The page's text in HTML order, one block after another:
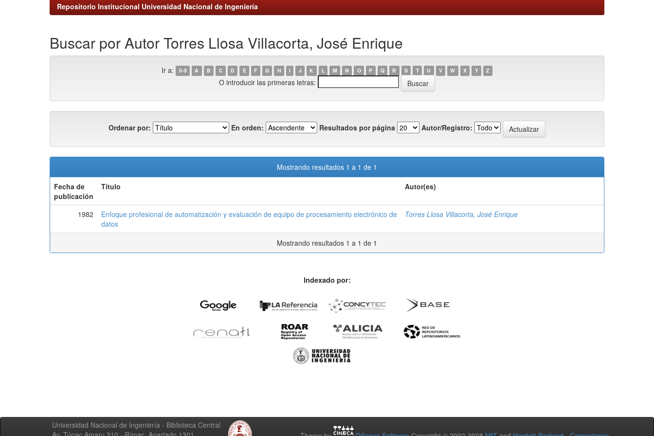
Repositorio Institucional Universidad Nacional de Ingeniería
Buscar por Autor Torres Llosa Villacorta, José Enrique
Ir a: 0-9 A B C D E F G H I J K L M N O P Q R S T U V W X Y Z
O introducir las primeras letras:
Ordenar por: En orden: Resultados por página Autor/Registro:
Mostrando resultados 1 a 1 de 1
Fecha de
publicación
Título Autor(es)
1982
Enfoque profesional de automatización y evaluación de equipo de procesamiento electrónico de
datos
Torres Llosa Villacorta, José Enrique
Mostrando resultados 1 a 1 de 1
Indexado por:
Universidad Nacional de Ingeniería - Biblioteca Central